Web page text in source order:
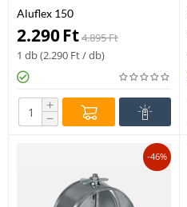
Aluflex 150
2.290Ft4.895Ft
1 db (2.290 Ft/ db)
+
−
-46%